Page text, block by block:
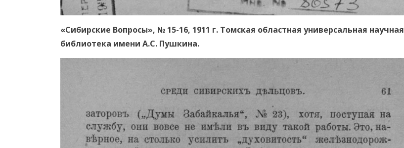
«Сибирские Вопросы», № 15-16, 1911 г. Томская областная универсальная научная
библиотека имени А.С. Пушкина.